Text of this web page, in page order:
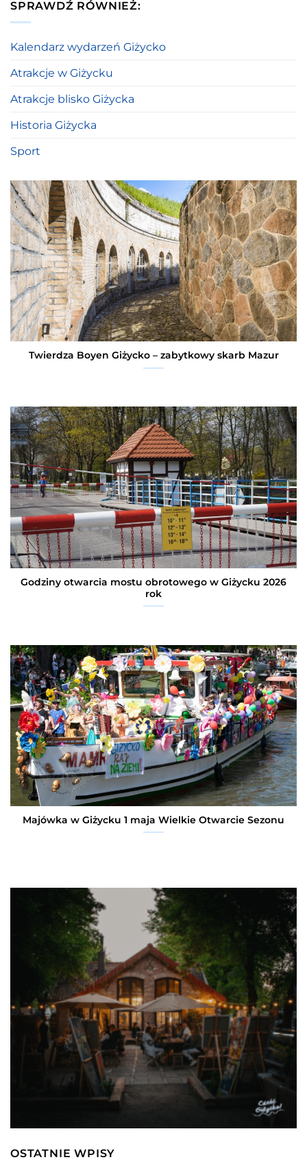
SPRAWDŹ RÓWNIEŻ:
Kalendarz wydarzeń Giżycko
Atrakcje w Giżycku
Atrakcje blisko Giżycka
Historia Giżycka
Sport
Twierdza Boyen Giżycko – zabytkowy skarb Mazur
Godziny otwarcia mostu obrotowego w Giżycku 2026
rok
Majówka w Giżycku 1 maja Wielkie Otwarcie Sezonu
OSTATNIE WPISY